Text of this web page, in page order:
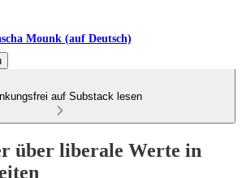
Mounk (auf Deutsch)
auf Substack lesen
über liberale Werte in